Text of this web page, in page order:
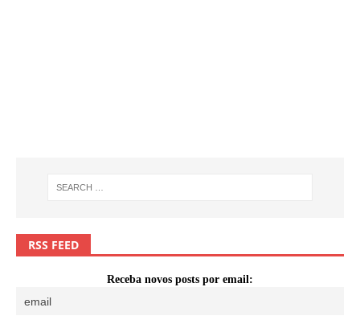
RSS FEED
Receba novos posts por email: